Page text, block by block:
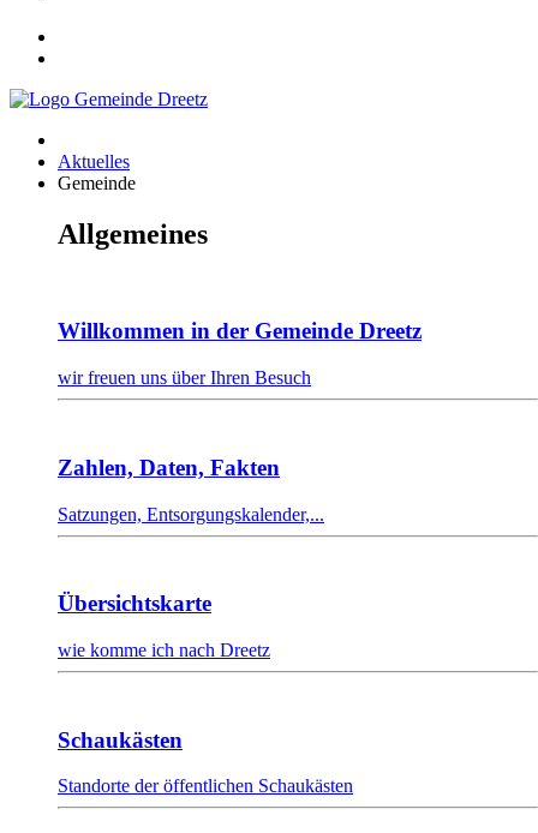
Aktuelles
Gemeinde
Allgemeines
Willkommen in der Gemeinde Dreetz
wir freuen uns über Ihren Besuch
Zahlen, Daten, Fakten
Satzungen, Entsorgungskalender,...
Übersichtskarte
wie komme ich nach Dreetz
Schaukästen
Standorte der öffentlichen Schaukästen